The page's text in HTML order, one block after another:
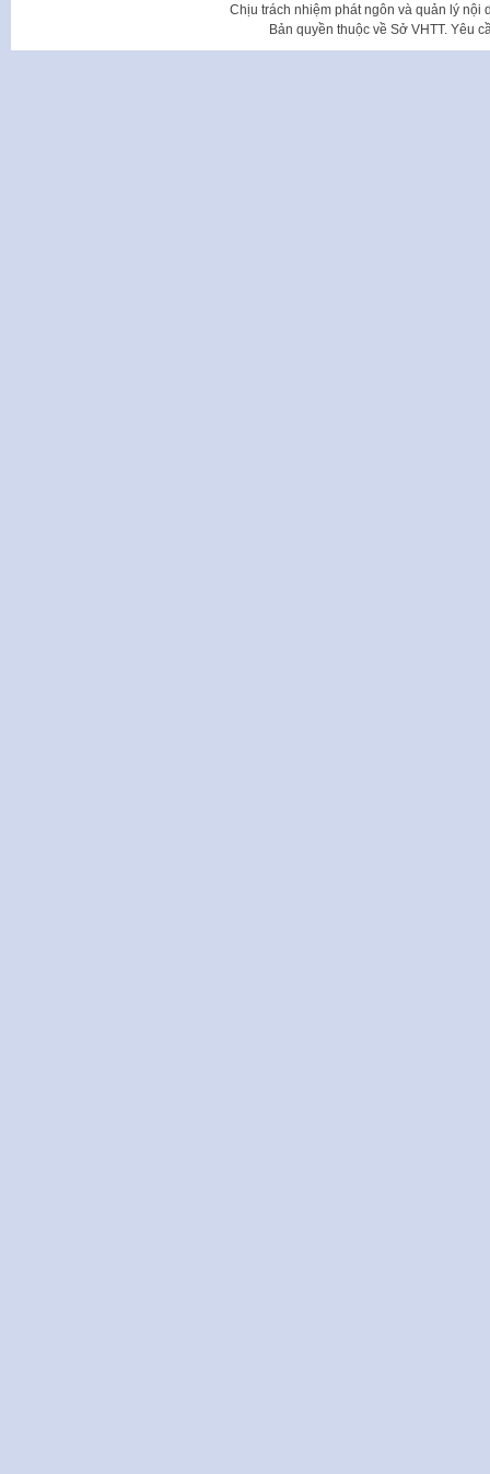
Chịu trách nhiệm phát ngôn và quản lý nội
Bản quyền thuộc về Sở VHTT. Yêu